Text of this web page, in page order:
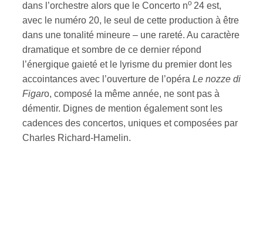
dans l’orchestre alors que le Concerto no 24 est,
avec le numéro 20, le seul de cette production à être
dans une tonalité mineure – une rareté. Au caractère
dramatique et sombre de ce dernier répond
l’énergique gaieté et le lyrisme du premier dont les
accointances avec l’ouverture de l’opéra Le nozze di
Figaro, composé la même année, ne sont pas à
démentir. Dignes de mention également sont les
cadences des concertos, uniques et composées par
Charles Richard-Hamelin.